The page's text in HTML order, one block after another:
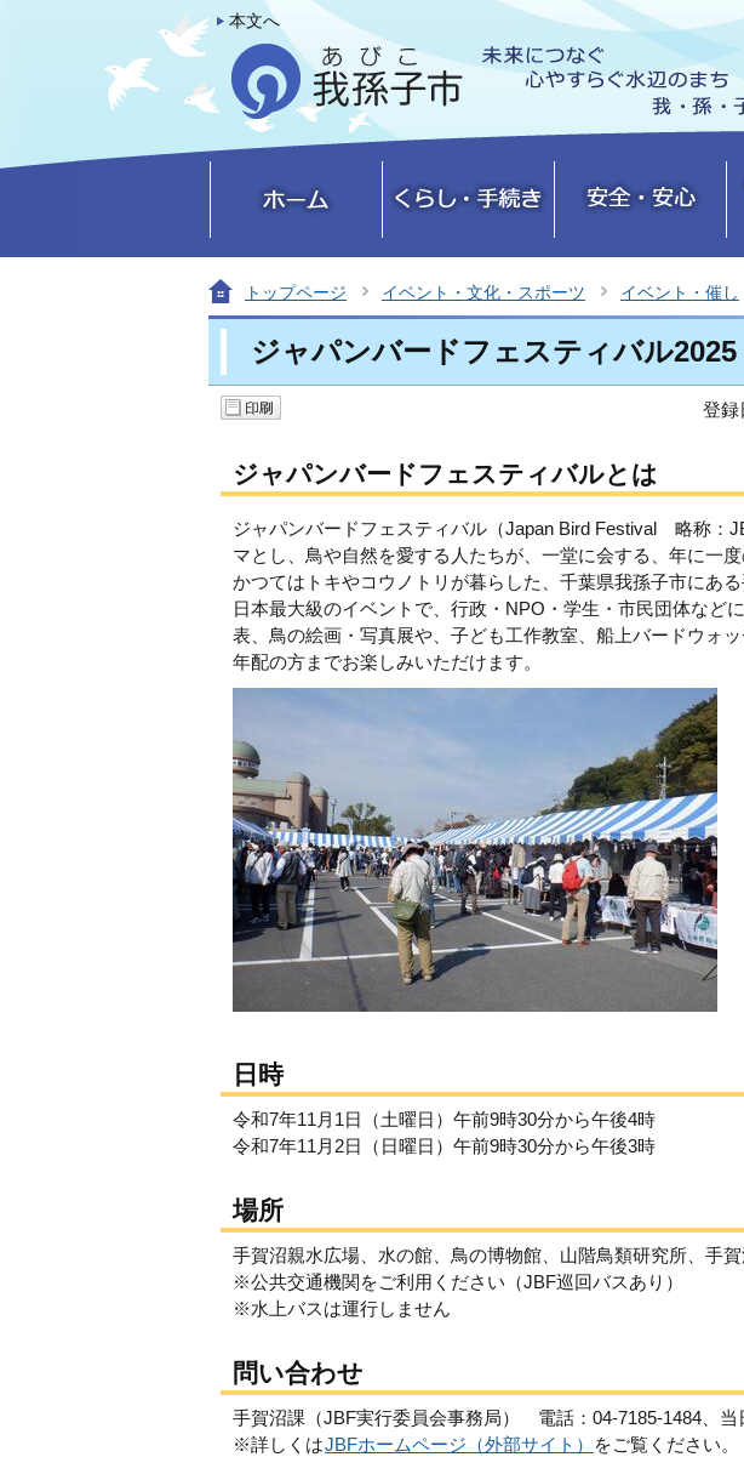
本文へ
トップページ イベント・文化・スポーツ イベント・催し
ジャパンバードフェスティバル
登録
ジャパンバードフェスティバルとは
ジャパンバードフェスティバル（Japan Bird Festival 略称：
マとし、鳥や自然を愛する人たちが、一堂に会する、年に一度
かつてはトキやコウノトリが暮らした、千葉県我孫子市にあ
日本最大級のイベントで、行政・NPO・学生・市民団体など
表、鳥の絵画・写真展や、子ども工作教室、船上バードウォ
年配の方までお楽しみいただけます。
日時
令和7年11月1日（土曜日）午前9時30分から午後4時
令和7年11月2日（日曜日）午前9時30分から午後3時
場所
手賀沼親水広場、水の館、鳥の博物館、山階鳥類研究所、手
※公共交通機関をご利用ください（JBF巡回バスあり）
※水上バスは運行しません
問い合わせ
手賀沼課（JBF実行委員会事務局） 電話：04-7185-1484、
※詳しくはJBFホームページ（外部サイト） をご覧ください。